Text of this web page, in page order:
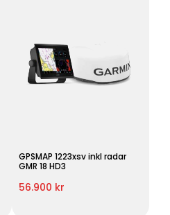
GPSMAP 1223xsv inkl radar
GMR 18 HD3
56.900 kr